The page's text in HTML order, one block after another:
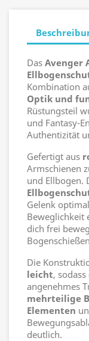
Das Avenger
Kombination
Optik und
Rüstungsteil
und Fantasy-
Authentizität
Gefertigt aus
Armschienen
und Ellbogen.
Gelenk
Beweglichkeit
dich frei
Die
leicht,
angenehmes
mehrteilige
Elementen
deutlich.